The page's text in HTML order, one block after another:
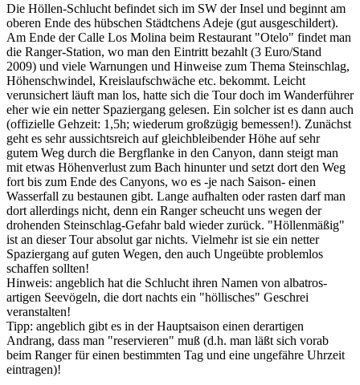
Die Höllen-Schlucht befindet sich im SW der Insel und beginnt am
oberen Ende des hübschen Städtchens Adeje (gut ausgeschildert).
Am Ende der Calle Los Molina beim Restaurant "Otelo" findet man
die Ranger-Station, wo man den Eintritt bezahlt (3 Euro/Stand
2009) und viele Warnungen und Hinweise zum Thema Steinschlag,
Höhenschwindel, Kreislaufschwäche etc. bekommt. Leicht
verunsichert läuft man los, hatte sich die Tour doch im Wanderführer
eher wie ein netter Spaziergang gelesen. Ein solcher ist es dann auch
(offizielle Gehzeit: 1,5h; wiederum großzügig bemessen!). Zunächst
geht es sehr aussichtsreich auf gleichbleibender Höhe auf sehr
gutem Weg durch die Bergflanke in den Canyon, dann steigt man
mit etwas Höhenverlust zum Bach hinunter und setzt dort den Weg
fort bis zum Ende des Canyons, wo es -je nach Saison- einen
Wasserfall zu bestaunen gibt. Lange aufhalten oder rasten darf man
dort allerdings nicht, denn ein Ranger scheucht uns wegen der
drohenden Steinschlag-Gefahr bald wieder zurück. "Höllenmäßig"
ist an dieser Tour absolut gar nichts. Vielmehr ist sie ein netter
Spaziergang auf guten Wegen, den auch Ungeübte problemlos
schaffen sollten!
Hinweis: angeblich hat die Schlucht ihren Namen von albatros-
artigen Seevögeln, die dort nachts ein "höllisches" Geschrei
veranstalten!
Tipp: angeblich gibt es in der Hauptsaison einen derartigen
Andrang, dass man "reservieren" muß (d.h. man läßt sich vorab
beim Ranger für einen bestimmten Tag und eine ungefähre Uhrzeit
eintragen)!